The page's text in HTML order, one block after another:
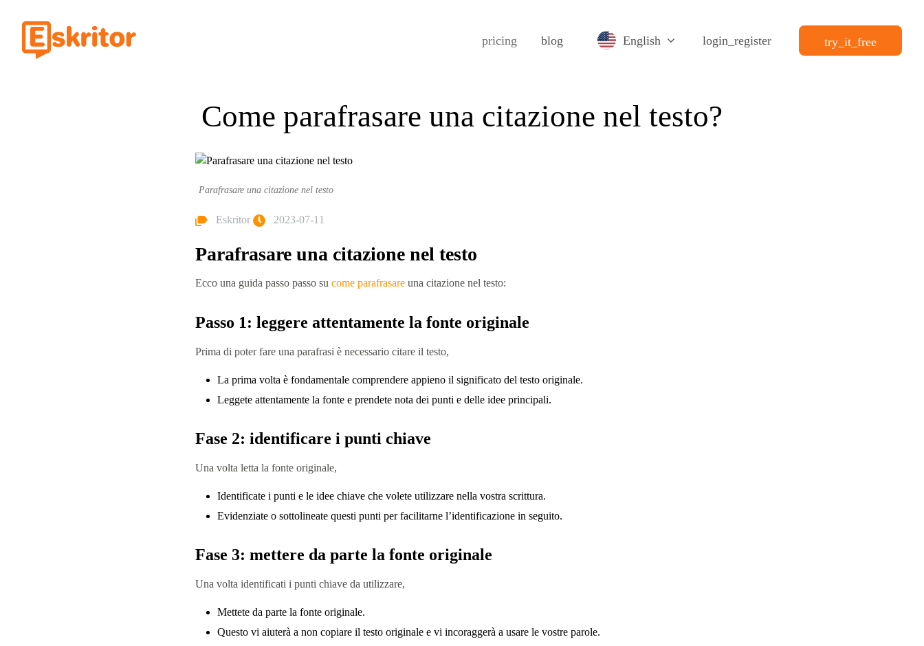
pricing blog English login_register try_it_free
Come parafrasare una citazione nel testo?
Parafrasare una citazione nel testo
Eskritor 2023-07-11
Parafrasare una citazione nel testo
Ecco una guida passo passo su come parafrasare una citazione nel testo:
Passo 1: leggere attentamente la fonte originale
Prima di poter fare una parafrasi è necessario citare il testo,
La prima volta è fondamentale comprendere appieno il significato del testo originale.
Leggete attentamente la fonte e prendete nota dei punti e delle idee principali.
Fase 2: identificare i punti chiave
Una volta letta la fonte originale,
Identificate i punti e le idee chiave che volete utilizzare nella vostra scrittura.
Evidenziate o sottolineate questi punti per facilitarne l’identificazione in seguito.
Fase 3: mettere da parte la fonte originale
Una volta identificati i punti chiave da utilizzare,
Mettete da parte la fonte originale.
Questo vi aiuterà a non copiare il testo originale e vi incoraggerà a usare le vostre parole.